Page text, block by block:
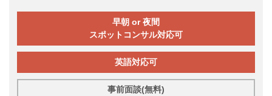
早朝 or 夜間
スポットコンサル対応可
英語対応可
事前面談(無料)